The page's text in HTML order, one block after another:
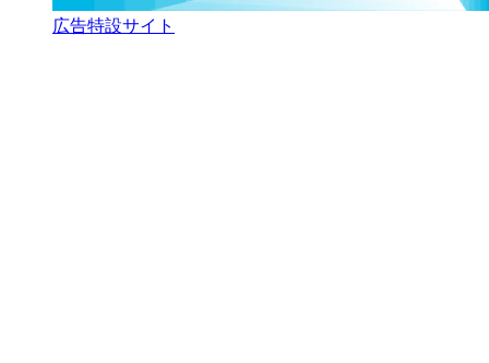
広告特設サイト